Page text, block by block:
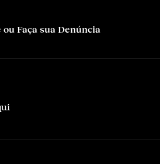
ou Faça sua Denúncia